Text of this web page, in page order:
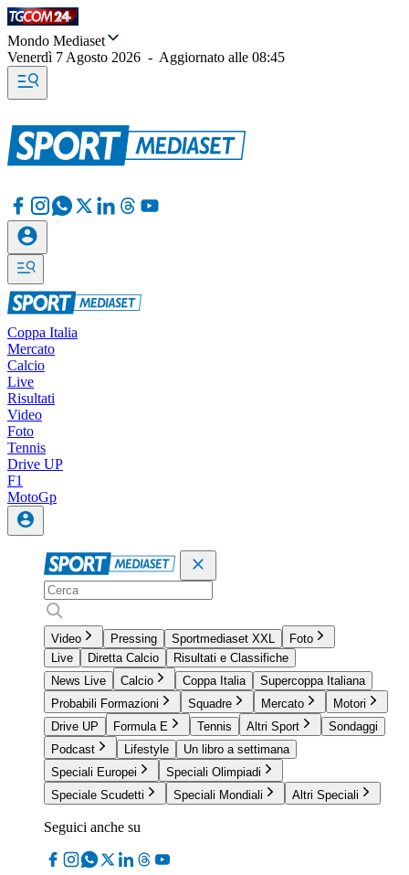
Mondo Mediaset
Venerdì 7 Agosto 2026 - Aggiornato alle 08:45
Coppa Italia
Mercato
Calcio
Live
Risultati
Video
Foto
Tennis
Drive UP
F1
MotoGp
Video Pressing Sportmediaset XXL
Foto
Live
Diretta Calcio
Risultati e Classifiche
News Live
Calcio Coppa Italia
Supercoppa Italiana
Probabili Formazioni
Squadre Mercato
Motori
Drive UP
Formula E Tennis Altri Sport
Sondaggi
Podcast
Lifestyle
Un libro a settimana
Speciali Europei
Speciali Olimpiadi
Speciale Scudetti
Speciali Mondiali Altri Speciali
Seguici anche su